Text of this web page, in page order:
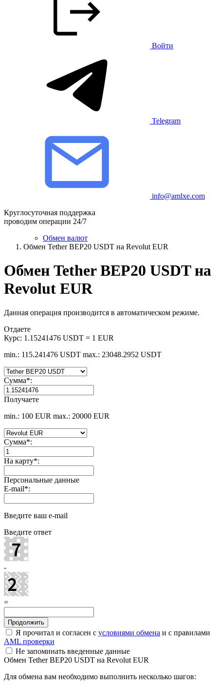
Войти
Telegram
info@amlxe.com
Круглосуточная поддержка
проводим операции 24/7
Обмен валют
Обмен Tether BEP20 USDT на Revolut EUR
Обмен Tether BEP20 USDT на
Revolut EUR
Данная операция производится в автоматическом режиме.
Отдаете
Курс: 1.15241476 USDT = 1 EUR
min.: 115.241476 USDT max.: 23048.2952 USDT
Сумма*:
Получаете
min.: 100 EUR max.: 20000 EUR
Сумма*:
На карту*:
Персональные данные
E-mail*:
Введите ваш e-mail
Введите ответ
-
=
Я прочитал и согласен с условиями обмена и с правилами
AML проверки
Не запоминать введенные данные
Обмен Tether BEP20 USDT на Revolut EUR
Для обмена вам необходимо выполнить несколько шагов: